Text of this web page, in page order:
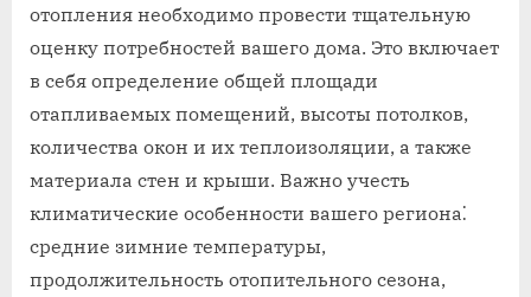
отопления необходимо провести тщательную
оценку потребностей вашего дома. Это включает
в себя определение общей площади
отапливаемых помещений, высоты потолков,
количества окон и их теплоизоляции, а также
материала стен и крыши. Важно учесть
климатические особенности вашего региона⁚
средние зимние температуры,
продолжительность отопительного сезона,